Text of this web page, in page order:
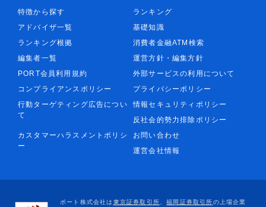
特徴から探す
ランキング
アドバイザ一覧
基礎知識
ランキング根拠
消費者金融ATM検索
編集者一覧
運営方針・編集方針
PORT会員利用規約
外部サービスの利用について
コンプライアンスポリシー
プライバシーポリシー
行動ターゲティング広告につい
て
情報セキュリティポリシー
反社会的勢力排除ポリシー
カスタマーハラスメントポリシ
ー
お問い合わせ
運営会社情報